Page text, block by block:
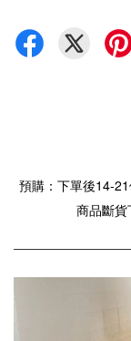
預購：下單後14-
商品斷貨